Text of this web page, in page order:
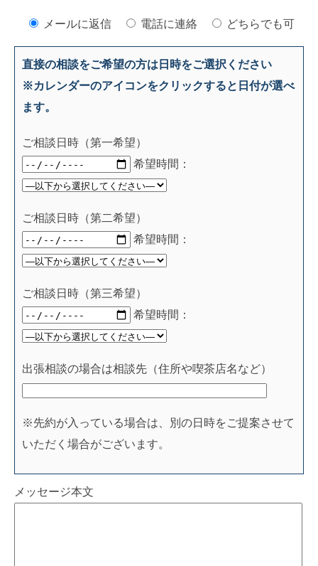
メールに返信 電話に連絡 どちらでも可
直接の相談をご希望の方は日時をご選択ください
※カレンダーのアイコンをクリックすると日付が選べ
ます。
ご相談日時（第一希望）
希望時間：
ご相談日時（第二希望）
希望時間：
ご相談日時（第三希望）
希望時間：
出張相談の場合は相談先（住所や喫茶店名など）
※先約が入っている場合は、別の日時をご提案させて
いただく場合がございます。
メッセージ本文